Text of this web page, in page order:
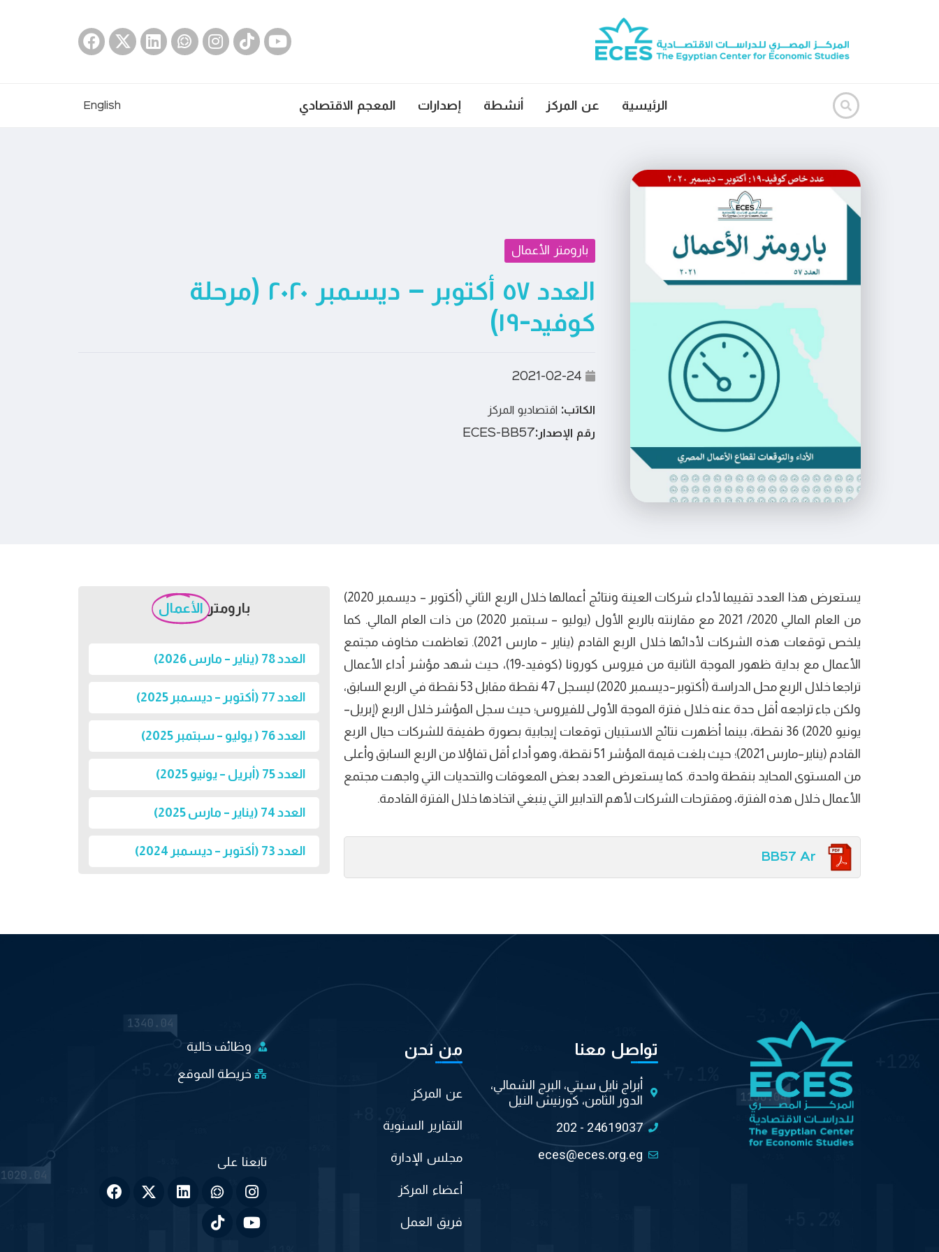
الرئيسية عن المركز أنشطة إصدارات المعجم الاقتصادي English
بارومتر الأعمال
العدد ٥٧ أكتوبر – ديسمبر ٢٠٢٠ (مرحلة
كوفيد-١٩)
2021-02-24
الكاتب: اقتصاديو المركز
رقم الإصدار:ECES-BB57
يستعرض هذا العدد تقييما لأداء شركات العينة ونتائج أعمالها خلال الربع الثاني (أكتوبر – ديسمبر 2020)
من العام المالي 2020/ 2021 مع مقارنته بالربع الأول (يوليو – سبتمبر 2020) من ذات العام المالي. كما
يلخص توقعات هذه الشركات لأدائها خلال الربع القادم (يناير – مارس 2021). تعاظمت مخاوف مجتمع
الأعمال مع بداية ظهور الموجة الثانية من فيروس كورونا (كوفيد-19)، حيث شهد مؤشر أداء الأعمال
تراجعا خلال الربع محل الدراسة (أكتوبر–ديسمبر 2020) ليسجل 47 نقطة مقابل 53 نقطة في الربع السابق،
ولكن جاء تراجعه أقل حدة عنه خلال فترة الموجة الأولى للفيروس؛ حيث سجل المؤشر خلال الربع (إبريل–
يونيو 2020) 36 نقطة، بينما أظهرت نتائج الاستبيان توقعات إيجابية بصورة طفيفة للشركات حيال الربع
القادم (يناير–مارس 2021)؛ حيث بلغت قيمة المؤشر 51 نقطة، وهو أداء أقل تفاؤلا من الربع السابق وأعلى
من المستوى المحايد بنقطة واحدة. كما يستعرض العدد بعض المعوقات والتحديات التي واجهت مجتمع
الأعمال خلال هذه الفترة، ومقترحات الشركات لأهم التدابير التي ينبغي اتخاذها خلال الفترة القادمة.
BB57 Ar
بارومتر الأعمال
العدد 78 (يناير – مارس 2026)
العدد 77 (أكتوبر – ديسمبر 2025)
العدد 76 ( يوليو – سبتمبر 2025)
العدد 75 (أبريل – يونيو 2025)
العدد 74 (يناير – مارس 2025)
العدد 73 (أكتوبر – ديسمبر 2024)
تواصل معنا
أبراج نايل سيتي، البرج الشمالي،
الدور الثامن، كورنيش النيل
202 - 24619037
eces@eces.org.eg
من نحن
عن المركز
التقارير السنوية
مجلس الإدارة
أعضاء المركز
فريق العمل
وظائف خالية
خريطة الموقع